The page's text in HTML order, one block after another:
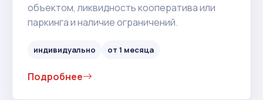
объектом, ликвидность кооператива или
паркинга и наличие ограничений.
индивидуально от 1 месяца
Подробнее